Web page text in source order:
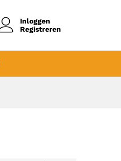
Inloggen
Registreren